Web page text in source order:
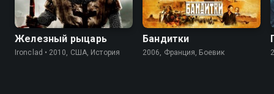
Железный рыцарь
Ironclad • 2010, США, История
Бандитки
2006, Франция, Боевик